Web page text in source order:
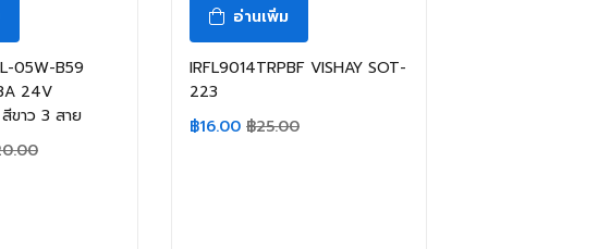
05W-B59
24V
ขาว 3 สาย
อ่านเพิ่ม
IRFL9014TRPBF VISHAY SOT-
223
฿16.00 ฿25.00